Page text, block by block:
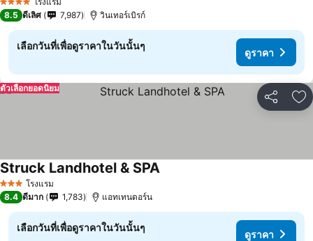
4 ดาว
8.5 ดีเลิศ 7,987 วินเทอร์เบิรก์
เลือกวันที่เพื่อดูราคาในวันนั้นๆ
ดูราคา
แชร์ เ
ตัวเลือกยอดนิยม
3 ดาว โรงแรม
Struck Landhotel & SPA
8.4 ดีมาก 1,783 แอทเทนดอร์น
เลือกวันที่เพื่อดูราคาในวันนั้นๆ
ดูราคา